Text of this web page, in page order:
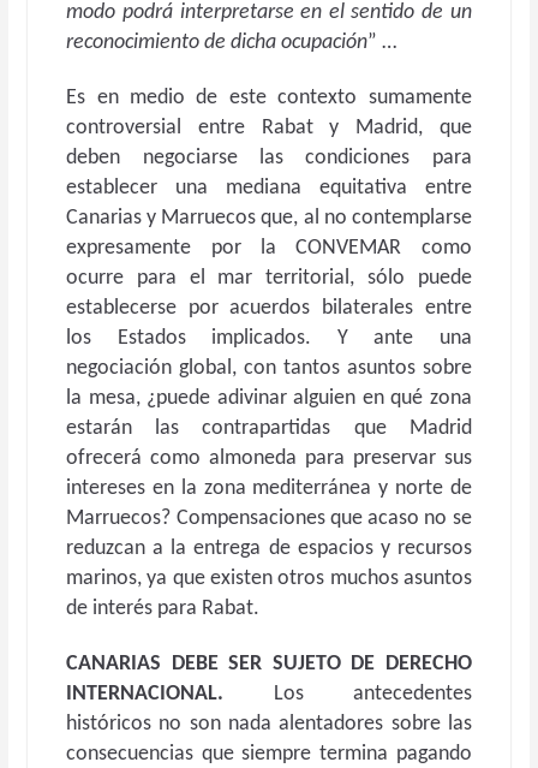
modo podrá interpretarse en el sentido de un
reconocimiento de dicha ocupación” …
Es en medio de este contexto sumamente
controversial entre Rabat y Madrid, que
deben negociarse las condiciones para
establecer una mediana equitativa entre
Canarias y Marruecos que, al no contemplarse
expresamente por la CONVEMAR como
ocurre para el mar territorial, sólo puede
establecerse por acuerdos bilaterales entre
los Estados implicados. Y ante una
negociación global, con tantos asuntos sobre
la mesa, ¿puede adivinar alguien en qué zona
estarán las contrapartidas que Madrid
ofrecerá como almoneda para preservar sus
intereses en la zona mediterránea y norte de
Marruecos? Compensaciones que acaso no se
reduzcan a la entrega de espacios y recursos
marinos, ya que existen otros muchos asuntos
de interés para Rabat.
CANARIAS DEBE SER SUJETO DE DERECHO
INTERNACIONAL. Los antecedentes
históricos no son nada alentadores sobre las
consecuencias que siempre termina pagando